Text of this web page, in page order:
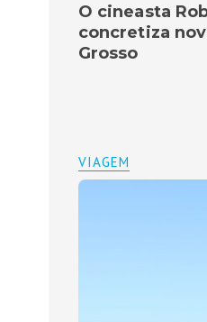
O cineasta
concretiza
Grosso
VIAGEM